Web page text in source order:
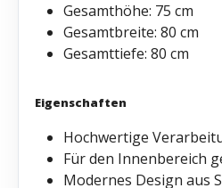
Gesamthöhe: 75 cm
Gesamtbreite: 80 cm
Gesamttiefe: 80 cm
Eigenschaften
Hochwertige
Für den Innenbereich
Modernes Design aus